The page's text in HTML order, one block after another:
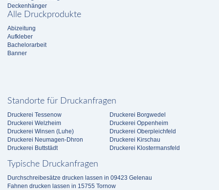
Deckenhänger
Alle Druckprodukte
Abizeitung
Aufkleber
Bachelorarbeit
Banner
Standorte für Druckanfragen
Druckerei Tessenow
Druckerei Welzheim
Druckerei Winsen (Luhe)
Druckerei Neumagen-Dhron
Druckerei Buttstädt
Druckerei Borgwedel
Druckerei Oppenheim
Druckerei Oberpleichfeld
Druckerei Kirschau
Druckerei Klostermansfeld
Typische Druckanfragen
Durchschreibesätze drucken lassen in 09423 Gelenau
Fahnen drucken lassen in 15755 Tornow